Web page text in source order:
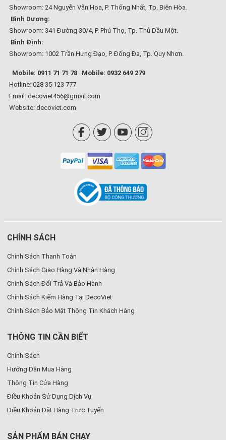
Showroom: 24 Nguyễn Văn Hoa, P. Thống Nhất, Tp. Biên Hòa.
Bình Dương:
Showroom: 341 Đường 30/4, P. Phú Thọ, Tp. Thủ Dầu Một.
Bình Định:
Showroom: 1002 Trần Hưng Đạo, P. Đống Đa, Tp. Quy Nhơn.
Mobile: 0911 71 71 78
Mobile: 0932 649 279
Hotline: 028 35 123 777
Email: decoviet456@gmail.com
Website: decoviet.com
CHÍNH SÁCH
Chính Sách Thanh Toán
Chính Sách Giao Hàng Và Nhận Hàng
Chính Sách Đổi Trả Và Bảo Hành
Chính Sách Kiểm Hàng Tại DecoViet
Chính Sách Bảo Mật Thông Tin Khách Hàng
THÔNG TIN CẦN BIẾT
Chính Sách
Hướng Dẫn Mua Hàng
Thông Tin Cửa Hàng
Điều Khoản Sử Dụng Dịch Vụ
Điều Khoản Đặt Hàng Trực Tuyến
SẢN PHẨM BÁN CHẠY